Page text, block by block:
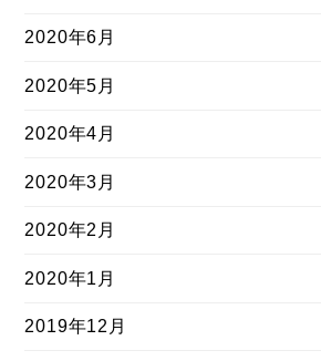
2020年6月
2020年5月
2020年4月
2020年3月
2020年2月
2020年1月
2019年12月